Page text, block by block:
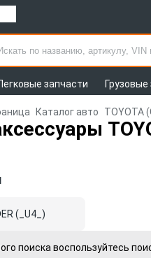
запчасти
Каталог авто TOYOTA
(_U4_)
поиска воспользуйтесь